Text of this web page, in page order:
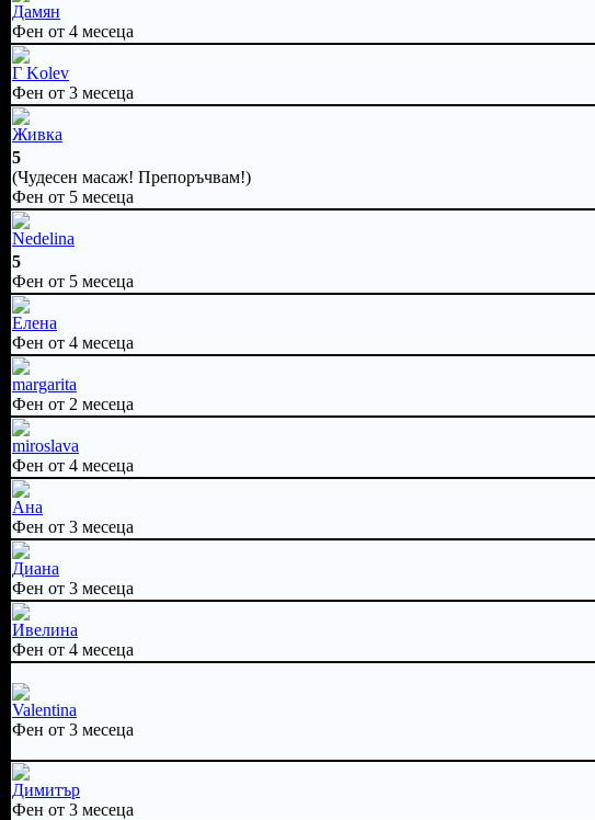
Дамян
Фен от 4 месеца
Г Kolev
Фен от 3 месеца
Живка
5
(Чудесен масаж! Препоръчвам!)
Фен от 5 месеца
Nedelina
5
Фен от 5 месеца
Елена
Фен от 4 месеца
margarita
Фен от 2 месеца
miroslava
Фен от 4 месеца
Ана
Фен от 3 месеца
Диана
Фен от 3 месеца
Ивелина
Фен от 4 месеца
Valentina
Фен от 3 месеца
Димитър
Фен от 3 месеца